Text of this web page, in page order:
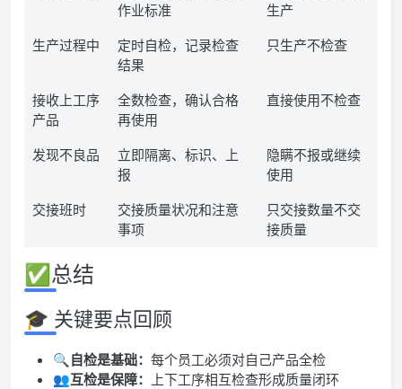
作业标准
生产
生产过程中
定时自检，记录检查
结果
只生产不检查
接收上工序
产品
全数检查，确认合格
再使用
直接使用不检查
发现不良品
立即隔离、标识、上
报
隐瞒不报或继续
使用
交接班时
交接质量状况和注意
事项
只交接数量不交
接质量
✅总结
🎓 关键要点回顾
🔍 自检是基础： 每个员工必须对自己产品全检
👥互检是保障：
上下工序相互检查形成质量闭环